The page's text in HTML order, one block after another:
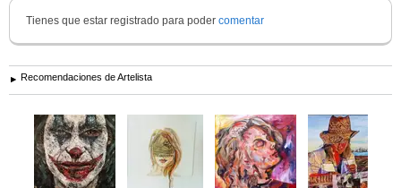
Tienes que estar registrado para poder comentar
Recomendaciones de Artelista